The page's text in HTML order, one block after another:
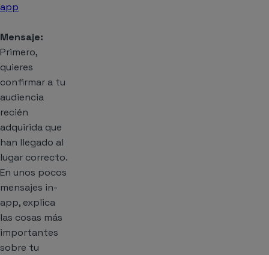
app
Mensaje:
Primero,
quieres
confirmar a tu
audiencia
recién
adquirida que
han llegado al
lugar correcto.
En unos pocos
mensajes in-
app, explica
las cosas más
importantes
sobre tu